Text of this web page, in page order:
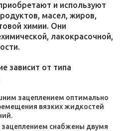
и используют
масел, жиров,
химии. Они
лакокрасочной,
зависит от типа
зацеплением оптимально
вязких жидкостей
зацеплением снабжены двумя